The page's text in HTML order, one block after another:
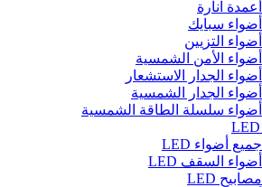
أعمدة انارة
أضواء سبايك
أضواء التزيين
أضواء الأمن الشمسية
أضواء الجدار الاستشعار
أضواء الجدار الشمسية
أضواء سلسلة الطاقة الشمسية
جميع أضواء LED
أضواء السقف LED
مصابيح LED